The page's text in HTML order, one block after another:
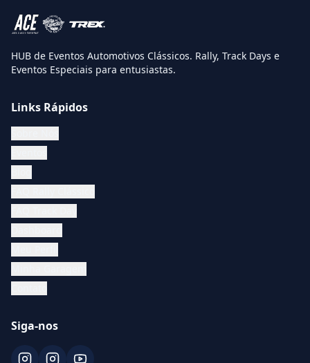
HUB de Eventos Automotivos Clássicos. Rally, Track Days e
Eventos Especiais para entusiastas.
Links Rápidos
Siga-nos